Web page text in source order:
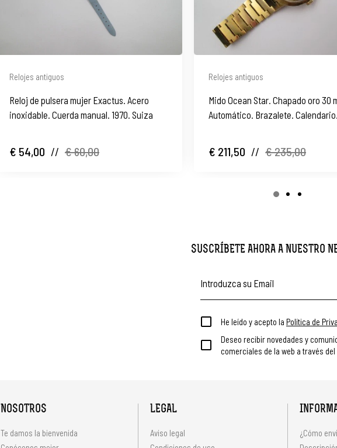
Relojes antiguos
Reloj de pulsera mujer Exactus. Acero
inoxidable. Cuerda manual. 1970. Suiza
€ 54,00 // € 60,00
Relojes antiguos
Mido Ocean Star. Chapado oro 30
Automático. Brazalete.
€ 211,50 // € 235,00
SUSCRÍBETE AHORA A NUESTRO
He leído y acepto la Política de
Deseo recibir novedades y
comerciales de la web a través
NOSOTROS
Te damos la bienvenida
LEGAL
Aviso legal
¿Cómo